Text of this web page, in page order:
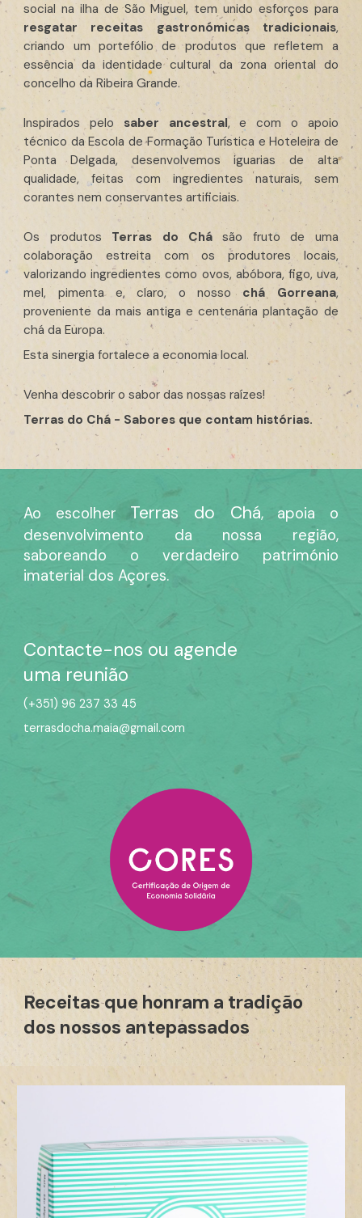
social na ilha de São Miguel, tem unido esforços para
resgatar receitas gastronómicas tradicionais,
criando um portefólio de produtos que refletem a
essência da identidade cultural da zona oriental do
concelho da Ribeira Grande.
Inspirados pelo saber ancestral, e com o apoio
técnico da Escola de Formação Turística e Hoteleira de
Ponta Delgada, desenvolvemos iguarias de alta
qualidade, feitas com ingredientes naturais, sem
corantes nem conservantes artificiais.
Os produtos Terras do Chásão fruto de uma
colaboração estreita com os produtores locais,
valorizando ingredientes como ovos, abóbora, figo, uva,
mel, pimenta e, claro, o nosso chá Gorreana,
proveniente da mais antiga e centenária plantação de
chá da Europa.
Esta sinergia fortalece a economia local.
Venha descobrir o sabor das nossas raízes!
Terras do Chá - Sabores que contam histórias.
Ao escolher Terras do Chá, apoia o
desenvolvimento da nossa região,
saboreando o verdadeiro património
imaterial dos Açores.
Contacte-nos ou agende
uma reunião
(+351) 96 237 33 45
terrasdocha.maia@gmail.com
Receitas que honram a tradição
dos nossos antepassados